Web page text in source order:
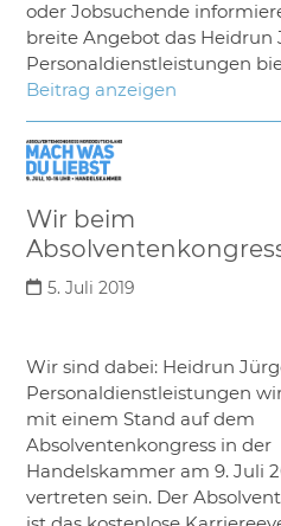
oder Jobsuchende
breite Angebot das Heidrun
Personaldienstleistungen
Beitrag anzeigen
Wir beim
5. Juli 2019
Wir sind dabei: Heidrun
Personaldienstleistungen
mit einem Stand auf dem
Absolventenkongress in der
Handelskammer am 9. Juli
vertreten sein. Der